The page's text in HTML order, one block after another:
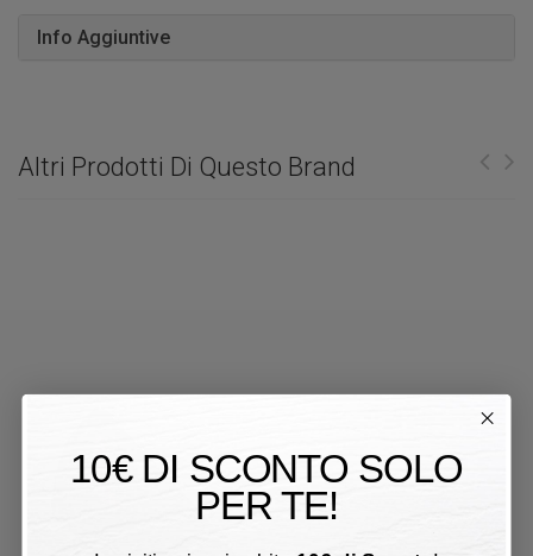
Info Aggiuntive
Altri Prodotti Di Questo Brand
10€ DI SCONTO SOLO
PER TE!